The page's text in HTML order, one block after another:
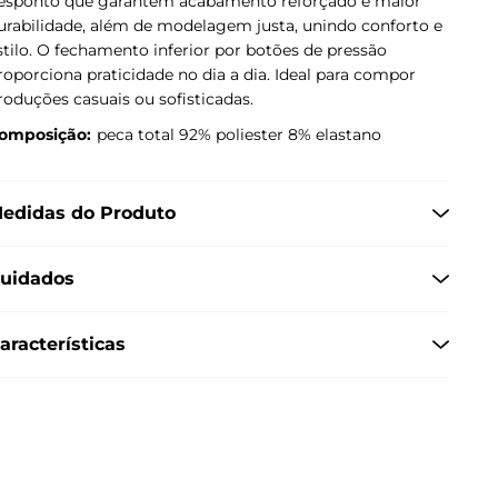
além de modelagem justa, unindo conforto e
O fechamento inferior por botões de pressão
praticidade no dia a dia. Ideal para compor
casuais ou sofisticadas.
peca total 92% poliester 8% elastano
do Produto